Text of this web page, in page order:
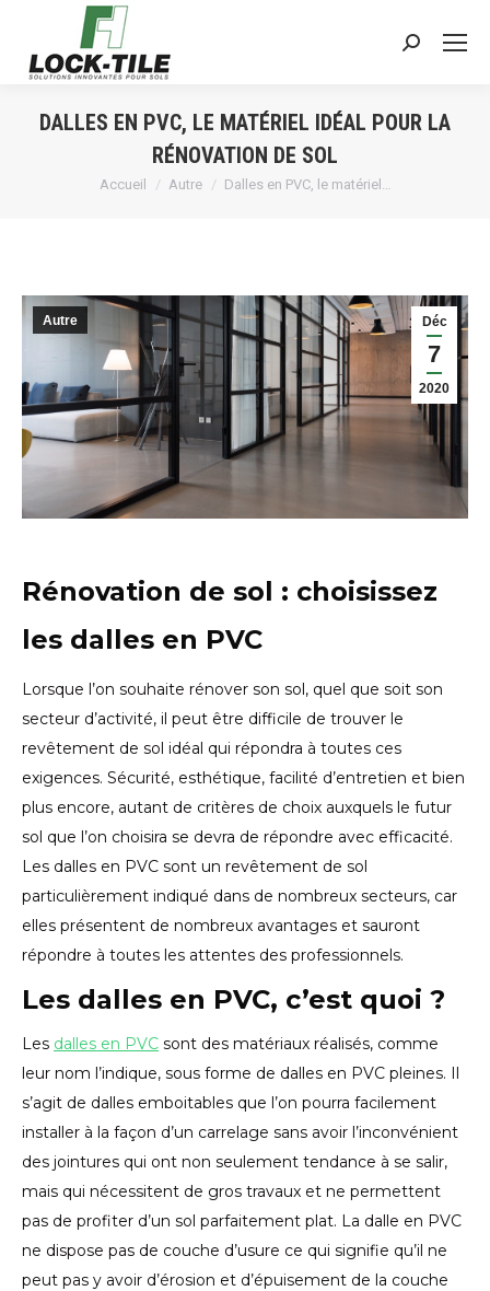
Search:
DALLES EN PVC, LE MATÉRIEL IDÉAL POUR LA
RÉNOVATION DE SOL
Vous êtes ici :
Accueil Autre Dalles en PVC, le matériel…
Déc
7
2020
Autre
Rénovation de sol : choisissez
les dalles en PVC
Lorsque l’on souhaite rénover son sol, quel que soit son
secteur d’activité, il peut être difficile de trouver le
revêtement de sol idéal qui répondra à toutes ces
exigences. Sécurité, esthétique, facilité d’entretien et bien
plus encore, autant de critères de choix auxquels le futur
sol que l’on choisira se devra de répondre avec efficacité.
Les dalles en PVC sont un revêtement de sol
particulièrement indiqué dans de nombreux secteurs, car
elles présentent de nombreux avantages et sauront
répondre à toutes les attentes des professionnels.
Les dalles en PVC, c’est quoi ?
Les dalles en PVC sont des matériaux réalisés, comme
leur nom l’indique, sous forme de dalles en PVC pleines. Il
s’agit de dalles emboitables que l’on pourra facilement
installer à la façon d’un carrelage sans avoir l’inconvénient
des jointures qui ont non seulement tendance à se salir,
mais qui nécessitent de gros travaux et ne permettent
pas de profiter d’un sol parfaitement plat. La dalle en PVC
ne dispose pas de couche d’usure ce qui signifie qu’il ne
peut pas y avoir d’érosion et d’épuisement de la couche